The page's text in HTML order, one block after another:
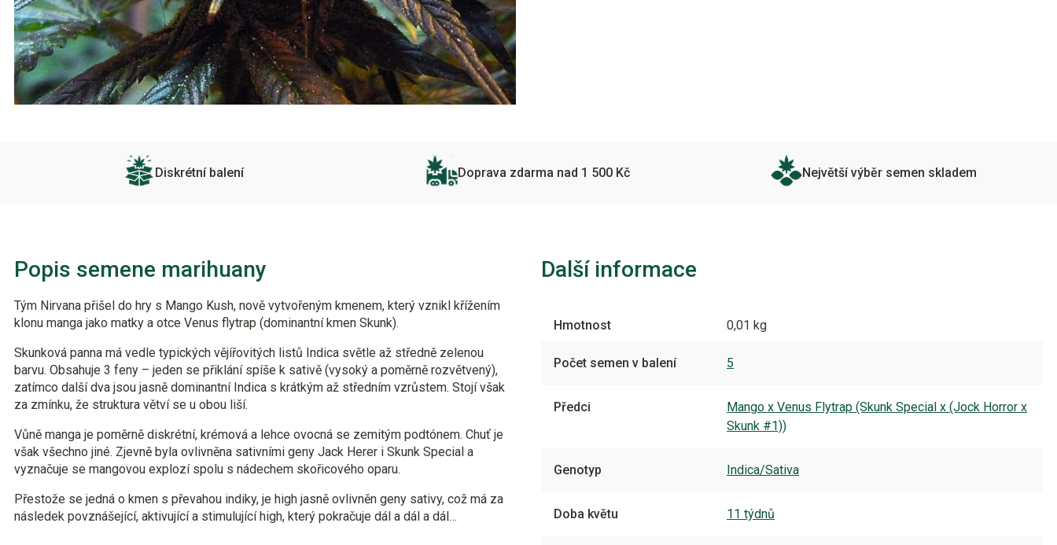
Diskrétní balení Doprava zdarma nad 1 500 Kč Největší výběr semen skladem
Popis semene marihuany
Tým Nirvana přišel do hry s Mango Kush, nově vytvořeným kmenem, který vznikl křížením
klonu manga jako matky a otce Venus flytrap (dominantní kmen Skunk).
Skunková panna má vedle typických vějířovitých listů Indica světle až středně zelenou
barvu. Obsahuje 3 feny – jeden se přiklání spíše k sativě (vysoký a poměrně rozvětvený),
zatímco další dva jsou jasně dominantní Indica s krátkým až středním vzrůstem. Stojí však
za zmínku, že struktura větví se u obou liší.
Vůně manga je poměrně diskrétní, krémová a lehce ovocná se zemitým podtónem. Chuť je
však všechno jiné. Zjevně byla ovlivněna sativními geny Jack Herer i Skunk Special a
vyznačuje se mangovou explozí spolu s nádechem skořicového oparu.
Přestože se jedná o kmen s převahou indiky, je high jasně ovlivněn geny sativy, což má za
následek povznášející, aktivující a stimulující high, který pokračuje dál a dál a dál…
Další informace
Hmotnost 0,01 kg
Počet semen v balení 5
Předci
Mango x Venus Flytrap (Skunk Special x (Jock Horror x
Skunk #1))
Genotyp Indica/Sativa
Doba květu 11 týdnů